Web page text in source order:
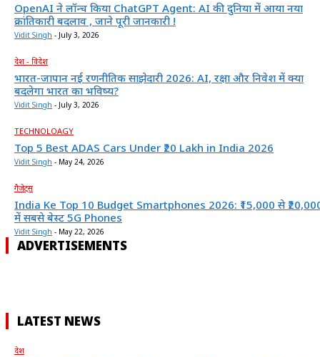
OpenAI ने लॉन्च किया ChatGPT Agent: AI की दुनिया में आया नया
क्रांतिकारी बदलाव , जाने पूरी जानकारी !
Vidit Singh - July 3, 2026
देश - विदेश
भारत-जापान नई रणनीतिक साझेदारी 2026: AI, रक्षा और निवेश में क्या
बदलेगा भारत का भविष्य?
Vidit Singh - July 3, 2026
TECHNOLOAGY
Top 5 Best ADAS Cars Under ₹20 Lakh in India 2026
Vidit Singh - May 24, 2026
गैजेट्स
India Ke Top 10 Budget Smartphones 2026: ₹15,000 से
में सबसे बेस्ट 5G Phones
Vidit Singh - May 22, 2026
ADVERTISEMENTS
LATEST NEWS
देश